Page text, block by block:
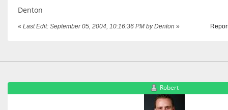
Denton
« Last Edit: September 05, 2004, 10:16:36 PM by Denton »
Robert